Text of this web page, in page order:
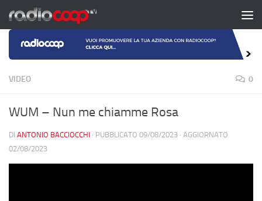
Salta al contenuto
VIDEO 0
WUM – Nun me chiamme Rosa
DI ANTONIO BACCIOCCHI · PUBBLICATO 09/08/2023 · AGGIORNATO
02/08/2023